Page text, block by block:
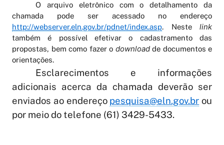
O arquivo eletrônico com o detalhamento da
chamada pode ser acessado no endereço
http://webserver.eln.gov.br/pdnet/index.asp. Neste link
também é possível efetivar o cadastramento das
propostas, bem como fazer o downloadde documentos e
orientações.
Esclarecimentos e informações
adicionais acerca da chamada deverão ser
enviados ao endereço pesquisa@eln.gov.br ou
por meio do telefone (61) 3429-5433.